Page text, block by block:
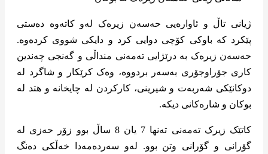
ژیانی تاڵ و ئاوارەیی حەسەن زیرەک لەو کاتەوە دەستی
پێکرد کە باوکی کۆچی دوایی کرد و دایکی شووی کردەوە.
حەسەن زیرەک بە درێژایی تەمەنی منداڵی و گەنجی چەندین
کاری جۆراوجۆری بەسەر بردووە، وەک کرێکار و شاگرد لە
دوکانێکی شەربەت و شیرینی، کارکردن لە چایخانە و هتد لە
بوکان و شارەکانی دیکە.
کاتێک زیرک تەمەنی تەنها 7 یان 8 ساڵ بوو زۆر حەزی لە
گۆرانی و گۆرانی وتن بوو. لەو سەردەمەدا خەڵکی دەنگ